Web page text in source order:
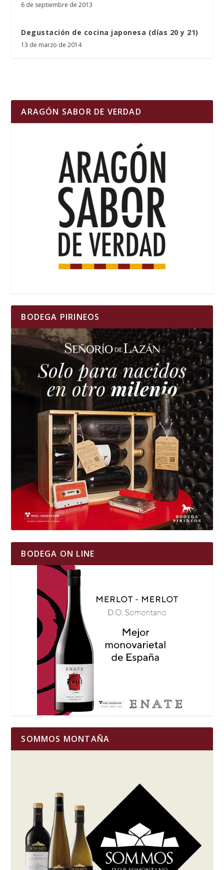
6 de septiembre de 2013
Degustación de cocina japonesa (días 20 y 21)
13 de marzo de 2014
ARAGÓN SABOR DE VERDAD
BODEGA PIRINEOS
BODEGA ON LINE
SOMMOS MONTAÑA